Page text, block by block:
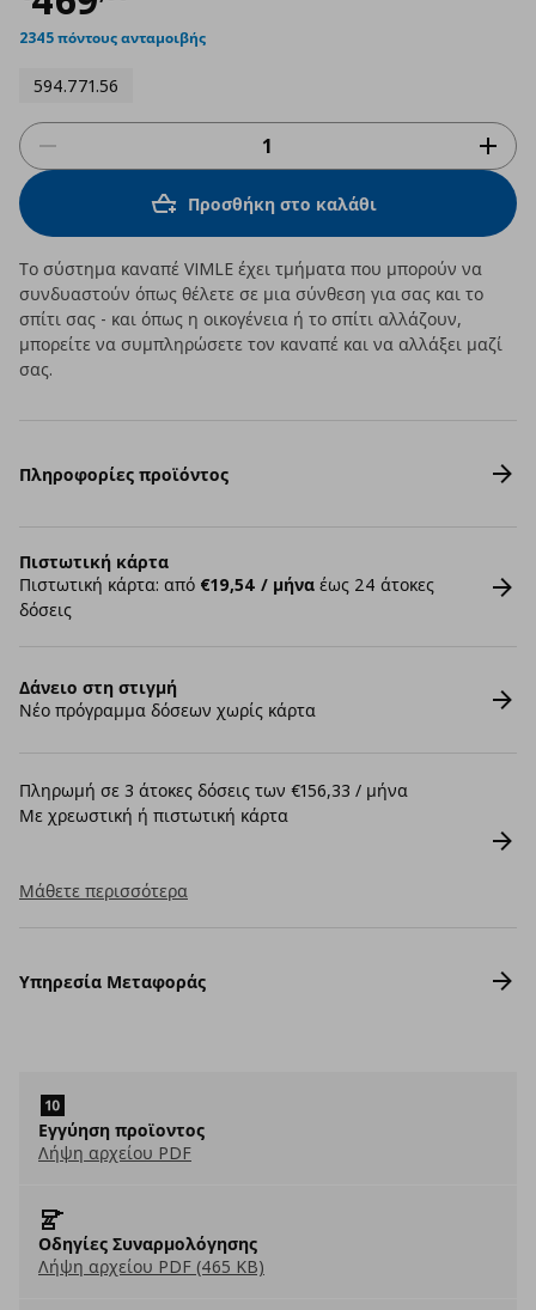
2345 πόντους ανταμοιβής
594.771.56
Προσθήκη στο καλάθι
Το σύστημα καναπέ VIMLE έχει τμήματα που μπορούν να
συνδυαστούν όπως θέλετε σε μια σύνθεση για σας και το
σπίτι σας - και όπως η οικογένεια ή το σπίτι αλλάζουν,
μπορείτε να συμπληρώσετε τον καναπέ και να αλλάξει μαζί
σας.
Πληροφορίες προϊόντος
Πιστωτική κάρτα
Πιστωτική κάρτα: από €19,54 / μήνα έως 24 άτοκες
δόσεις
Δάνειο στη στιγμή
Νέο πρόγραμμα δόσεων χωρίς κάρτα
Πληρωμή σε 3 άτοκες δόσεις των €156,33 / μήνα
Με χρεωστική ή πιστωτική κάρτα
Μάθετε περισσότερα
Υπηρεσία Μεταφοράς
Εγγύηση προϊοντος
Λήψη αρχείου PDF
Οδηγίες Συναρμολόγησης
Λήψη αρχείου PDF (465 KB)